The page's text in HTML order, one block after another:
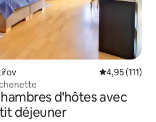
Évaluation
4,95 (111)
d'hôtes avec
déjeuner